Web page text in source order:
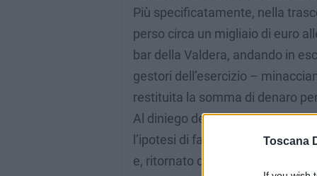
Toscana
Più specificatamente, nella
perso circa un migliaio di euro
bar della Valdera, andando in
gestori dell’esercizio –
restituita la somma di denaro
Al diniego dei gestori di
l’ipotesi di far intervenire i
e, ritornato dopo poco tempo